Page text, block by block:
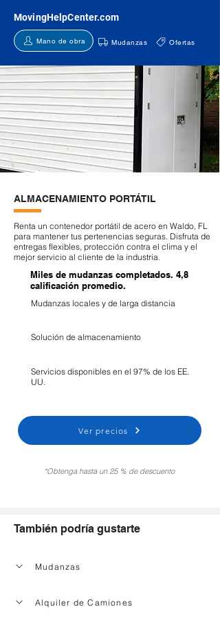
MovingHelpCenter.com
Mano de obra Mudanzas Ofertas
ALMACENAMIENTO PORTÁTIL
Renta un contenedor portátil de acero en Waldo, FL
para mantener tus pertenencias seguras. Disfruta de
entregas flexibles, protección contra el clima y el
mejor servicio al cliente de la industria.
Miles de mudanzas completados. 4,8
calificación promedio.
Mudanzas locales y de larga distancia
Solución de almacenamiento
Servicios disponibles en el 97% de los EE.
UU.
Ver precios
*Obtenga hasta un 25 % de descuento
También podría gustarte
Mudanzas
Alquiler de Camiones